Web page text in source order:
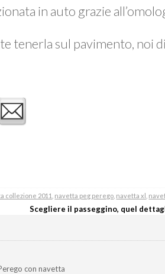
in auto grazie
tenerla sul pavimento, noi
collezione 2011 navetta peg perego navetta xl
Scegliere il passeggino, quel
con navetta